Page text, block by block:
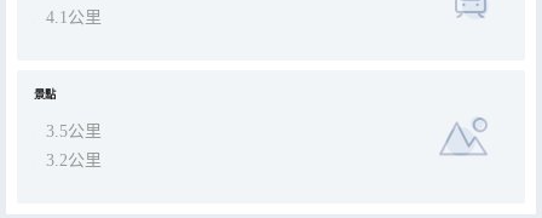
4.1公里
景點
3.5公里
3.2公里